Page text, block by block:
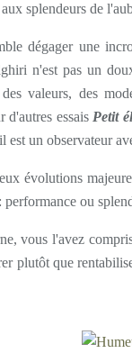
splendeurs de
dégager une
n'est pas un
valeurs, des
d'autres essais Petit
est un observateur
évolutions
ou
vous l'avez
plutôt que